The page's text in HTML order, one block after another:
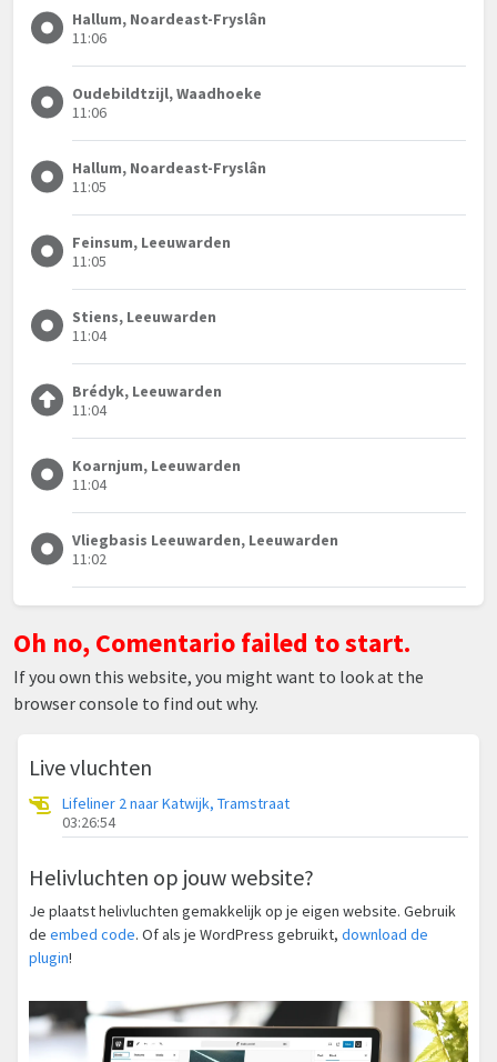
Hallum, Noardeast-Fryslân
11:06
Oudebildtzijl, Waadhoeke
11:06
Hallum, Noardeast-Fryslân
11:05
Feinsum, Leeuwarden
11:05
Stiens, Leeuwarden
11:04
Brédyk, Leeuwarden
11:04
Koarnjum, Leeuwarden
11:04
Vliegbasis Leeuwarden, Leeuwarden
11:02
Oh no, Comentario failed to start.
If you own this website, you might want to look at the
browser console to find out why.
Live vluchten
Lifeliner 2 naar Katwijk, Tramstraat
03:26:54
Helivluchten op jouw website?
Je plaatst helivluchten gemakkelijk op je eigen website. Gebruik
de embed code. Of als je WordPress gebruikt, download de
plugin!